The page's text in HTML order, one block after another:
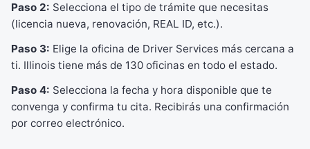
Paso 2: Selecciona el tipo de trámite que necesitas
(licencia nueva, renovación, REAL ID, etc.).
Paso 3: Elige la oficina de Driver Services más cercana a
ti. Illinois tiene más de 130 oficinas en todo el estado.
Paso 4: Selecciona la fecha y hora disponible que te
convenga y confirma tu cita. Recibirás una confirmación
por correo electrónico.